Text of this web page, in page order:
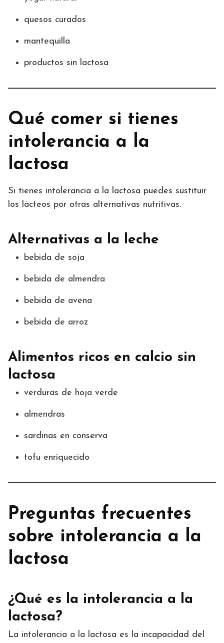
quesos curados
mantequilla
productos sin lactosa
Qué comer si tienes
intolerancia a la
lactosa
Si tienes intolerancia a la lactosa puedes sustituir
los lácteos por otras alternativas nutritivas.
Alternativas a la leche
bebida de soja
bebida de almendra
bebida de avena
bebida de arroz
Alimentos ricos en calcio sin
lactosa
verduras de hoja verde
almendras
sardinas en conserva
tofu enriquecido
Preguntas frecuentes
sobre intolerancia a la
lactosa
¿Qué es la intolerancia a la
lactosa?
La intolerancia a la lactosa es la incapacidad del